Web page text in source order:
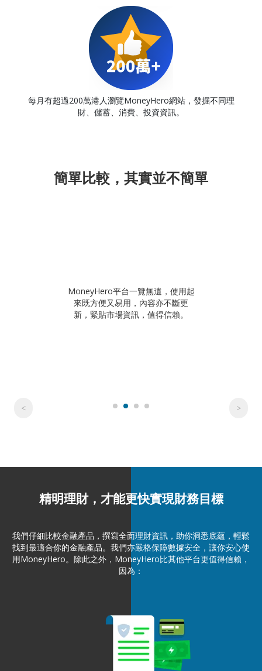
每月有超過200萬港人瀏覽MoneyHero網站，發掘不同理
財、儲蓄、消費、投資資訊。
簡單比較，其實並不簡單
MoneyHero平台一覽無遺，使用起
來既方便又易用，內容亦不斷更
新，緊貼市場資訊，值得信賴。
精明理財，才能更快實現財務目標
我們仔細比較金融產品，撰寫全面理財資訊，助你洞悉底蘊，輕鬆
找到最適合你的金融產品。我們亦嚴格保障數據安全，讓你安心使
用MoneyHero。除此之外，MoneyHero比其他平台更值得信賴，
因為：